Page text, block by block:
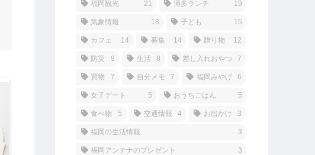
福岡観光 21 博多ランチ 19
気象情報 18 子ども 15
カフェ 14 募集 14 贈り物 12
防災 9 生活 8 差し入れおやつ 7
買物 7 自分メモ 7 福岡みやげ 6
女子デート 5 おうちごはん 5
食べ物 5 交通情報 4 お出かけ 3
福岡の生活情報 3
福岡アンテナのプレゼント 3